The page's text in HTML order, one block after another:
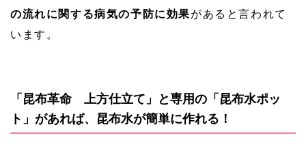
の流れに関する病気の予防に効果があると言われて
います。
「昆布革命 上方仕立て」と専用の「昆布水ポッ
ト」があれば、昆布水が簡単に作れる！